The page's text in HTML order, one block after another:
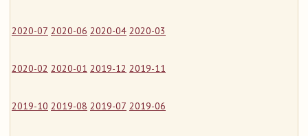
2020-07 2020-06 2020-04 2020-03
2020-02 2020-01 2019-12 2019-11
2019-10 2019-08 2019-07 2019-06